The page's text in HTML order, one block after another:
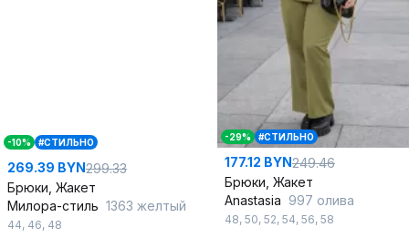
-10% #СТИЛЬНО
269.39 BYN299.33
Брюки, Жакет
Милора-стиль 1363 желтый
44, 46, 48
-29% #СТИЛЬНО
177.12 BYN249.46
Брюки, Жакет
Anastasia 997 олива
48, 50, 52, 54, 56, 58